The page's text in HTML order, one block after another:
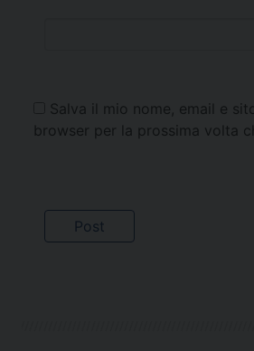
Salva il mio nome, email e
browser per la prossima volta